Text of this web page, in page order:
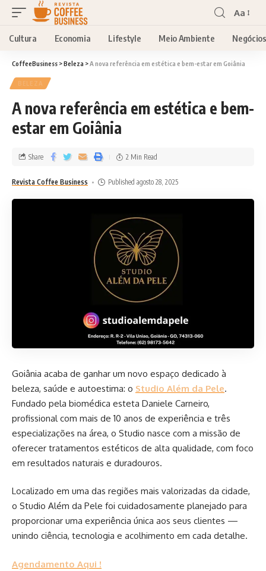
Aa
Cultura Economia Lifestyle Meio Ambiente Negócios
CoffeeBusiness >Beleza >A nova referência em estética e bem-estar em Goiânia
BELEZA
A nova referência em estética e bem-
estar em Goiânia
Revista Coffee Business Published agosto 28, 2025
Share 2 Min Read
Goiânia acaba de ganhar um novo espaço dedicado à
beleza, saúde e autoestima: o Studio Além da Pele.
Fundado pela biomédica esteta Daniele Carneiro,
profissional com mais de 10 anos de experiência e três
especializações na área, o Studio nasce com a missão de
oferecer tratamentos estéticos de alta qualidade, com foco
em resultados naturais e duradouros.
Localizado em uma das regiões mais valorizadas da cidade,
o Studio Além da Pele foi cuidadosamente planejado para
proporcionar uma experiência única aos seus clientes —
unindo ciência, tecnologia e acolhimento em cada detalhe.
Agendamento Aqui !